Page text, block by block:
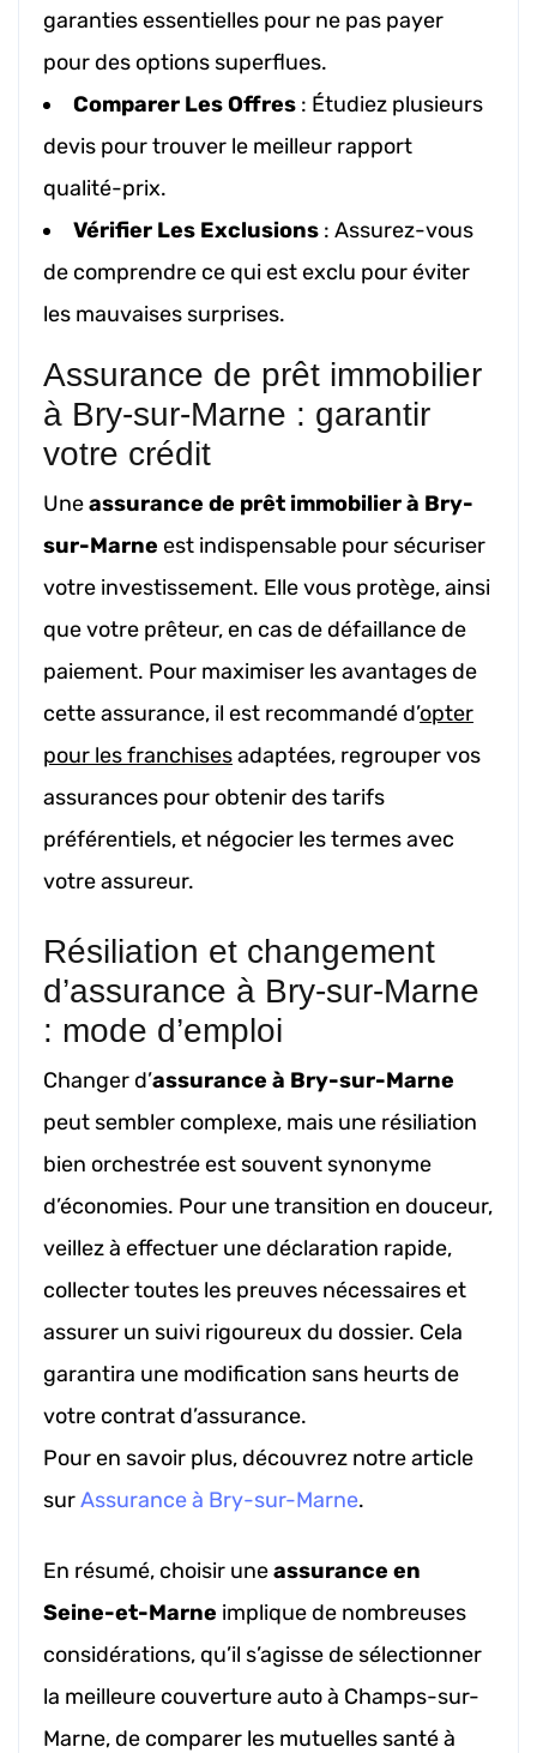
garanties essentielles pour ne pas payer
pour des options superflues.
Comparer Les Offres : Étudiez plusieurs
devis pour trouver le meilleur rapport
qualité-prix.
Vérifier Les Exclusions : Assurez-vous
de comprendre ce qui est exclu pour éviter
les mauvaises surprises.
Assurance de prêt immobilier
à Bry-sur-Marne : garantir
votre crédit
Uneassurance de prêt immobilier à Bry-
sur-Marne est indispensable pour sécuriser
votre investissement. Elle vous protège, ainsi
que votre prêteur, en cas de défaillance de
paiement. Pour maximiser les avantages de
cette assurance, il est recommandé d’opter
pour les franchisesadaptées, regrouper vos
assurances pour obtenir des tarifs
préférentiels, et négocier les termes avec
votre assureur.
Résiliation et changement
d’assurance à Bry-sur-Marne
: mode d’emploi
Changer d’assurance à Bry-sur-Marne
peut sembler complexe, mais une résiliation
bien orchestrée est souvent synonyme
d’économies. Pour une transition en douceur,
veillez à effectuer une déclaration rapide,
collecter toutes les preuves nécessaires et
assurer un suivi rigoureux du dossier. Cela
garantira une modification sans heurts de
votre contrat d’assurance.
Pour en savoir plus, découvrez notre article
surAssurance à Bry-sur-Marne.
En résumé, choisir uneassurance en
Seine-et-Marne implique de nombreuses
considérations, qu’il s’agisse de sélectionner
la meilleure couverture auto à Champs-sur-
Marne, de comparer les mutuelles santé à